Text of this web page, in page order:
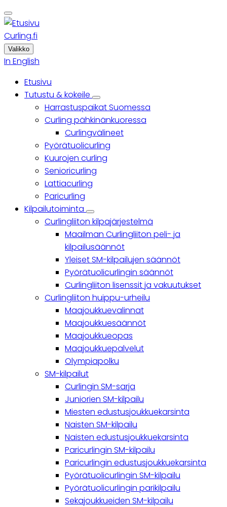
to
main
content
Curling.fi
Valikko
In English
Päävalikko
Etusivu
Tutustu & kokeile
Tutustu
&
kokeile
sub-
navigation
Harrastuspaikat Suomessa
Curling pähkinänkuoressa
Curlingvälineet
Pyörätuolicurling
Kuurojen curling
Senioricurling
Lattiacurling
Paricurling
Kilpailutoiminta
Kilpailutoiminta
sub-
navigation
Curlingliiton kilpajärjestelmä
Maailman Curlingliiton peli- ja
kilpailusäännöt
Yleiset SM-kilpailujen säännöt
Pyörätuolicurlingin säännöt
Curlingliiton lisenssit ja vakuutukset
Curlingliiton huippu-urheilu
Maajoukkuevalinnat
Maajoukkuesäännöt
Maajoukkueopas
Maajoukkuepalvelut
Olympiapolku
SM-kilpailut
Curlingin SM-sarja
Juniorien SM-kilpailu
Miesten edustusjoukkuekarsinta
Naisten SM-kilpailu
Naisten edustusjoukkuekarsinta
Paricurlingin SM-kilpailu
Paricurlingin edustusjoukkuekarsinta
Pyörätuolicurlingin SM-kilpailu
Pyörätuolicurlingin parikilpailu
Sekajoukkueiden SM-kilpailu